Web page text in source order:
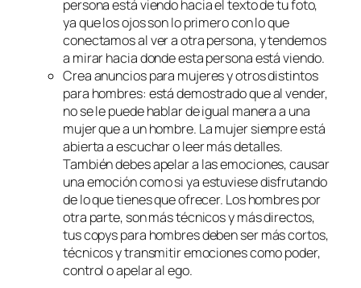
persona está viendo hacia el texto de tu foto,
ya que los ojos son lo primero con lo que
conectamos al ver a otra persona, y tendemos
a mirar hacia donde esta persona está viendo.
Crea anuncios para mujeres y otros distintos
para hombres: está demostrado que al vender,
no se le puede hablar de igual manera a una
mujer que a un hombre. La mujer siempre está
abierta a escuchar o leer más detalles.
También debes apelar a las emociones, causar
una emoción como si ya estuviese disfrutando
de lo que tienes que ofrecer. Los hombres por
otra parte, son más técnicos y más directos,
tus copys para hombres deben ser más cortos,
técnicos y transmitir emociones como poder,
control o apelar al ego.